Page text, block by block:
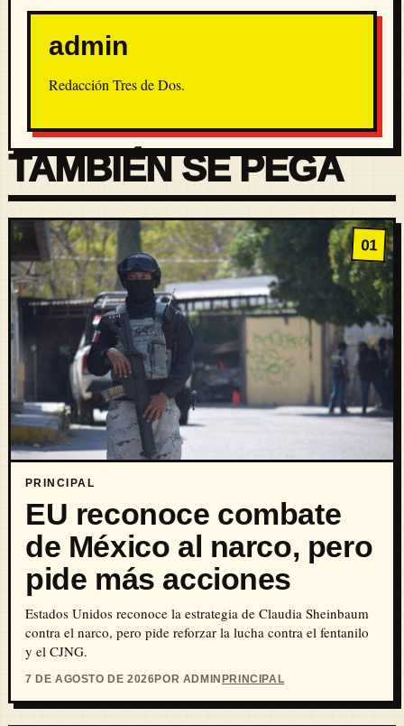
admin
Redacción Tres de Dos.
TAMBIÉN SE PEGA
01
PRINCIPAL
EU reconoce combate
de México al narco, pero
pide más acciones
Estados Unidos reconoce la estrategia de Claudia Sheinbaum
contra el narco, pero pide reforzar la lucha contra el fentanilo
y el CJNG.
7 DE AGOSTO DE 2026POR ADMIN PRINCIPAL